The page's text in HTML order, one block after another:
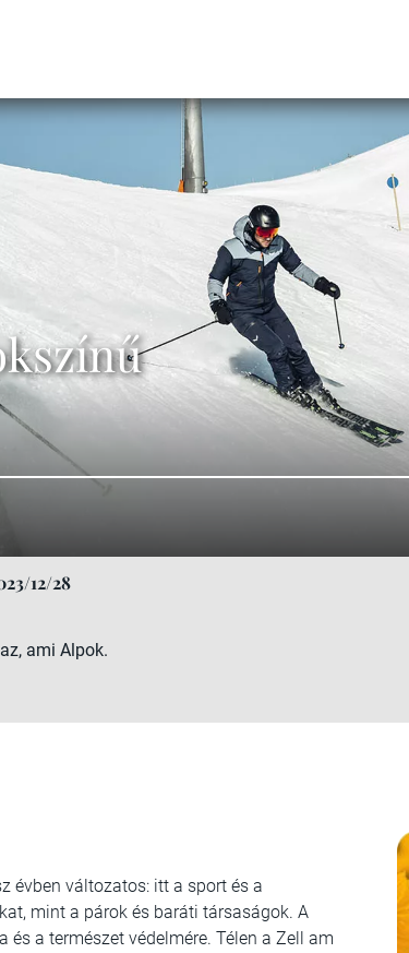
12/28
ami Alpok.
évben változatos: itt a sport és a
mint a párok és baráti társaságok. A
a természet védelmére. Télen a Zell am